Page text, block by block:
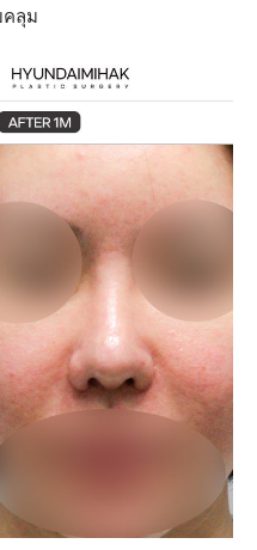
คลุม